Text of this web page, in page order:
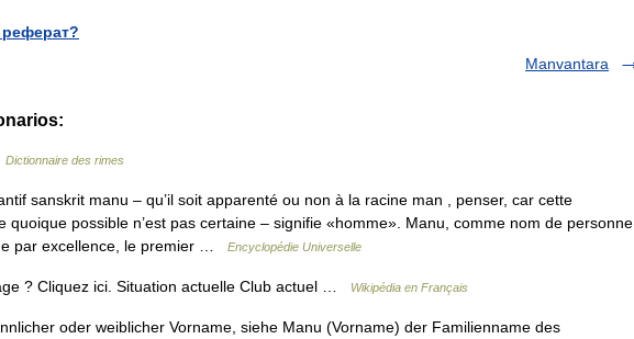
Manvantara
Dictionnaire des rimes
sanskrit manu – qu’il soit apparenté ou non à la racine man , penser, car cette
quoique possible n’est pas certaine – signifie «homme». Manu, comme nom de personne,
par excellence, le premier …
Encyclopédie Universelle
? Cliquez ici. Situation actuelle Club actuel … Wikipédia en Français
oder weiblicher Vorname, siehe Manu (Vorname) der Familienname des